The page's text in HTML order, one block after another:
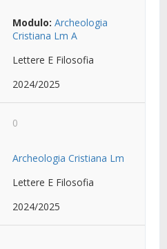
Modulo: Archeologia
Cristiana Lm A
Lettere E Filosofia
2024/2025
0
Archeologia Cristiana Lm
Lettere E Filosofia
2024/2025